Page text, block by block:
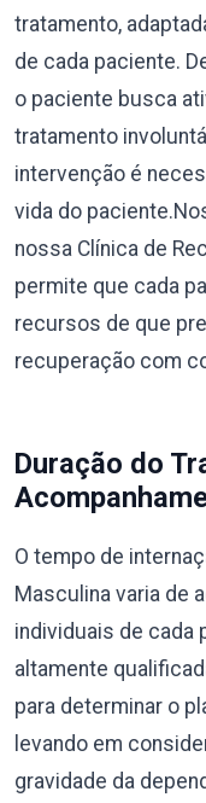
tratamento,
de cada paciente.
o paciente busca
tratamento
intervenção é
vida do
nossa Clínica de
permite que cada
recursos de que
recuperação com
Duração do
O tempo de
Masculina varia de
individuais de cada
altamente
para determinar o
levando em
gravidade da